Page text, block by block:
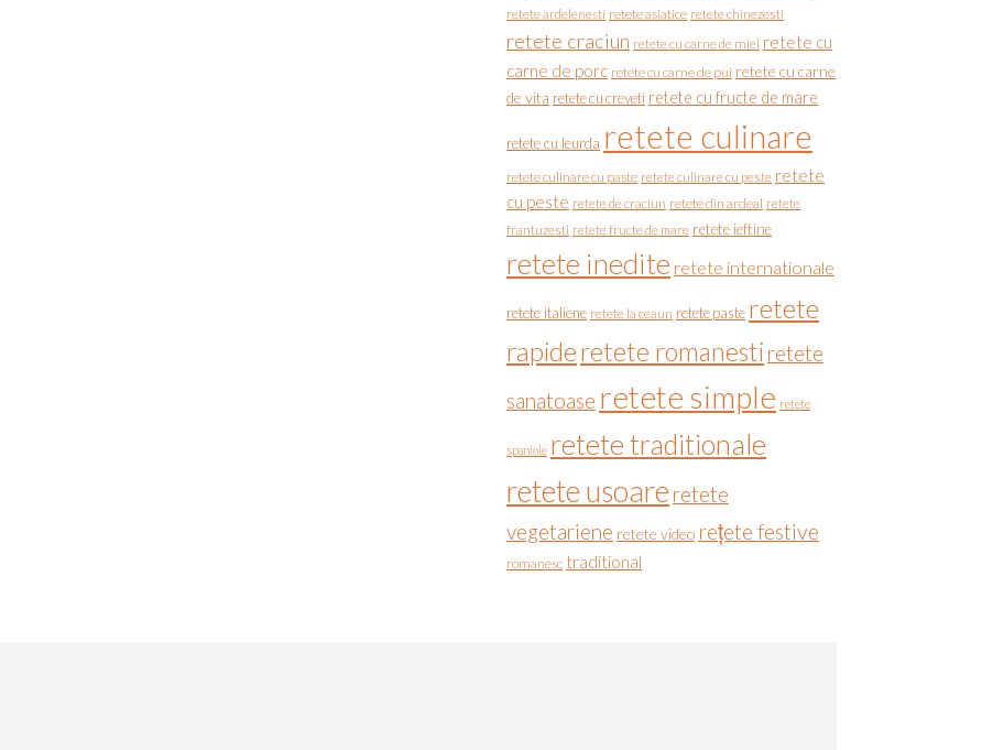
retete ardelenesti retete asiatice retete chinezesti
retete craciun retete cu carne de miel retete cu
carne de porc retete cu carne de pui retete cu carne
de vita retete cu creveti retete cu fructe de mare
retete cu leurda retete culinare
retete culinare cu paste retete culinare cu peste retete
cu peste retete de craciun retete din ardeal retete
frantuzesti retete fructe de mare retete ieftine
retete inedite retete internationale
retete italiene retete la ceaun retete paste retete
rapideretete romanesti retete
sanatoase retete simple retete
spaniole retete traditionale
retete usoare retete
vegetariene retete video rețete festive
romanesc traditional